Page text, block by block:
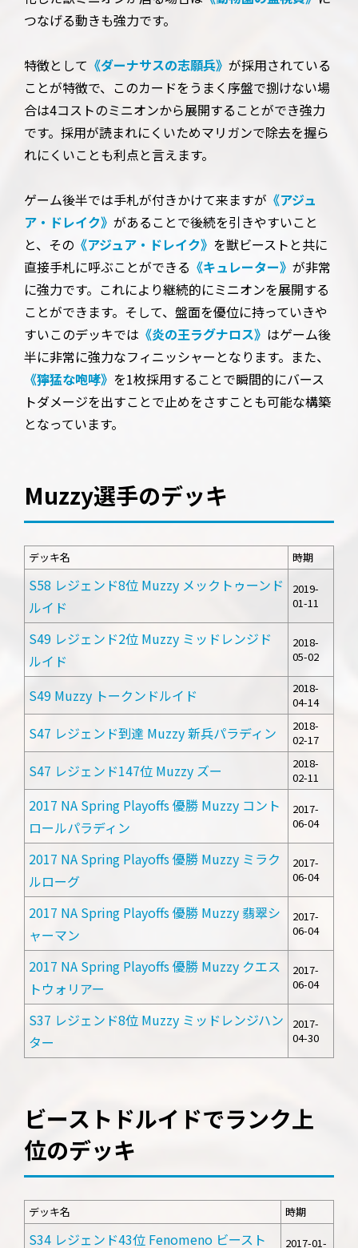
つなげる動きも強力です。
特徴として 《ダーナサスの志願兵》 が採用されている
ことが特徴で、このカードをうまく序盤で捌けない場
合は4コストのミニオンから展開することができ強力
です。採用が読まれにくいためマリガンで除去を握ら
れにくいことも利点と言えます。
ゲーム後半では手札が付きかけて来ますが 《アジュ
ア・ドレイク》 があることで後続を引きやすいこと
と、その 《アジュア・ドレイク》 を獣ビーストと共に
直接手札に呼ぶことができる 《キュレーター》 が非常
に強力です。これにより継続的にミニオンを展開する
ことができます。そして、盤面を優位に持っていきや
すいこのデッキでは 《炎の王ラグナロス》 はゲーム後
半に非常に強力なフィニッシャーとなります。また、
《獰猛な咆哮》 を1枚採用することで瞬間的にバース
トダメージを出すことで止めをさすことも可能な構築
となっています。
Muzzy選手のデッキ
デッキ名 時期
S58 レジェンド8位 Muzzy メックトゥーンド
ルイド
2019-
01-11
S49 レジェンド2位 Muzzy ミッドレンジド
ルイド
2018-
05-02
S49 Muzzy トークンドルイド
2018-
04-14
S47 レジェンド到達 Muzzy 新兵パラディン
2018-
02-17
S47 レジェンド147位 Muzzy ズー
2018-
02-11
2017 NA Spring Playoffs 優勝 Muzzy コント
ロールパラディン
2017-
06-04
2017 NA Spring Playoffs 優勝 Muzzy ミラク
ルローグ
2017-
06-04
2017 NA Spring Playoffs 優勝 Muzzy 翡翠シ
ャーマン
2017-
06-04
2017 NA Spring Playoffs 優勝 Muzzy クエス
トウォリアー
2017-
06-04
S37 レジェンド8位 Muzzy ミッドレンジハン
ター
2017-
04-30
ビーストドルイドでランク上
位のデッキ
デッキ名 時期
S34 レジェンド43位 Fenomeno ビースト
2017-01-